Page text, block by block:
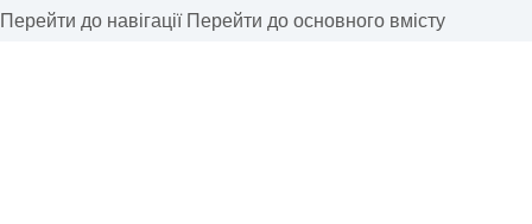
Перейти до навігації Перейти до основного вмісту